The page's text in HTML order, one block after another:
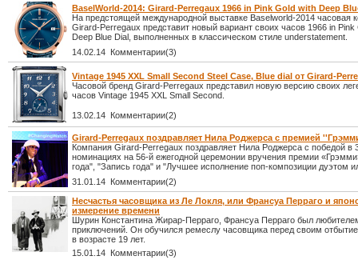
BaselWorld-2014: Girard-Perregaux 1966 in Pink Gold with Deep
На предстоящей международной выставке Baselworld-2014 часовая
Girard-Perregaux представит новый вариант своих часов 1966 in Pink
Deep Blue Dial, выполненных в классическом стиле understatement.
14.02.14 Комментарии(3)
Vintage 1945 XXL Small Second Steel Case, Blue dial от Girard-
Часовой бренд Girard-Perregaux представил новую версию своих
часов Vintage 1945 XXL Small Second.
13.02.14 Комментарии(2)
Girard-Perregaux поздравляет Нила Роджерса с премией
Компания Girard-Perregaux поздравляет Нила Роджерса с победой в
номинациях на 56-й ежегодной церемонии вручения премии
года", "Запись года" и "Лучшее исполнение поп-композиции дуэтом
31.01.14 Комментарии(2)
Несчастья часовщика из Ле Локля, или Франсуа Перраго и
измерение времени
Шурин Константина Жирар-Перраго, Франсуа Перраго был
приключений. Он обучился ремеслу часовщика перед своим
в возрасте 19 лет.
15.01.14 Комментарии(3)